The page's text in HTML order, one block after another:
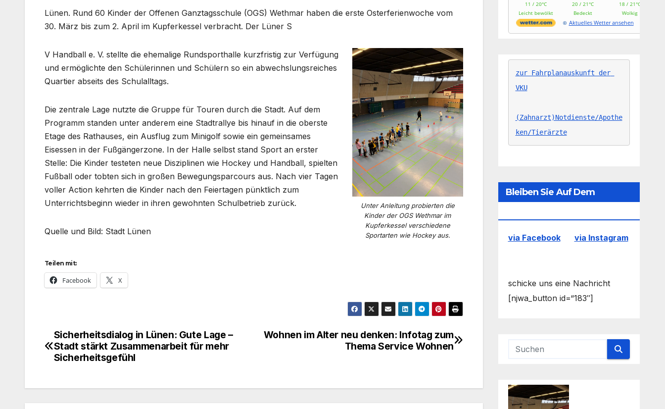
Lünen. Rund 60 Kinder der Offenen Ganztagsschule (OGS) Wethmar haben die erste Osterferienwoche vom
30. März bis zum 2. April im Kupferkessel verbracht. Der Lüner S
Unter Anleitung probierten die
Kinder der OGS Wethmar im
Kupferkessel verschiedene
Sportarten wie Hockey aus.
V Handball e. V. stellte die ehemalige Rundsporthalle kurzfristig zur Verfügung
und ermöglichte den Schülerinnen und Schülern so ein abwechslungsreiches
Quartier abseits des Schulalltags.
Die zentrale Lage nutzte die Gruppe für Touren durch die Stadt. Auf dem
Programm standen unter anderem eine Stadtrallye bis hinauf in die oberste
Etage des Rathauses, ein Ausflug zum Minigolf sowie ein gemeinsames
Eisessen in der Fußgängerzone. In der Halle selbst stand Sport an erster
Stelle: Die Kinder testeten neue Disziplinen wie Hockey und Handball, spielten
Fußball oder tobten sich in großen Bewegungsparcours aus. Nach vier Tagen
voller Action kehrten die Kinder nach den Feiertagen pünktlich zum
Unterrichtsbeginn wieder in ihren gewohnten Schulbetrieb zurück.
Quelle und Bild: Stadt Lünen
Teilen mit:
Facebook X
Beitragsnavigation
Wohnen im Alter neu denken: Infotag zum
Thema Service Wohnen
Sicherheitsdialog in Lünen: Gute Lage –
Stadt stärkt Zusammenarbeit für mehr
Sicherheitsgefühl
11 / 20°C
Leicht bewölkt
20 / 21°C
Bedeckt
18 / 21°C
Wolkig
Aktuelles Wetter ansehen
zur Fahrplanauskunft der
VKU
(Zahnarzt)Notdienste/Apothe
ken/Tierärzte
Bleiben Sie Auf Dem
via Facebook via Instagram
schicke uns eine Nachricht
[njwa_button id=“183″]